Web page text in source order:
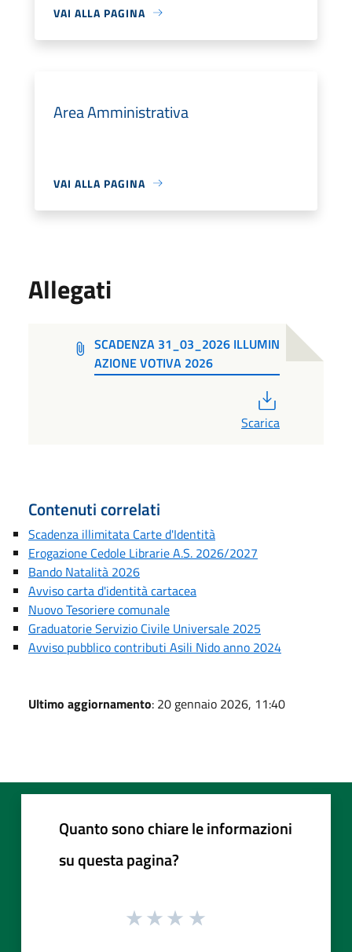
VAI ALLA PAGINA
Area Amministrativa
VAI ALLA PAGINA
Allegati
SCADENZA 31_03_2026 ILLUMIN
AZIONE VOTIVA 2026
Scarica
Contenuti correlati
Scadenza illimitata Carte d'Identità
Erogazione Cedole Librarie A.S. 2026/2027
Bando Natalità 2026
Avviso carta d'identità cartacea
Nuovo Tesoriere comunale
Graduatorie Servizio Civile Universale 2025
Avviso pubblico contributi Asili Nido anno 2024
Ultimo aggiornamento: 20 gennaio 2026, 11:40
Quanto sono chiare le informazioni
su questa pagina?